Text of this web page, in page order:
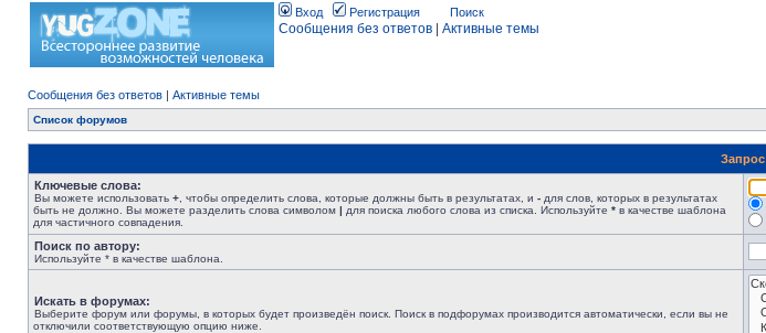
Вход Регистрация Поиск
Сообщения без ответов Активные темы
Сообщения без ответов | Активные темы
Список форумов
Запрос
Ключевые слова:
Вы можете использовать + , чтобы определить слова, которые должны быть в результатах, и - для слов, которых в результатах
быть не должно. Вы можете разделить слова символом | для поиска любого слова из списка. Используйте * в качестве шаблона
для частичного совпадения.
Поиск по автору:
Используйте * в качестве шаблона.
Искать в форумах:
Выберите форум или форумы, в которых будет произведён поиск. Поиск в подфорумах производится автоматически, если вы не
отключили соответствующую опцию ниже.